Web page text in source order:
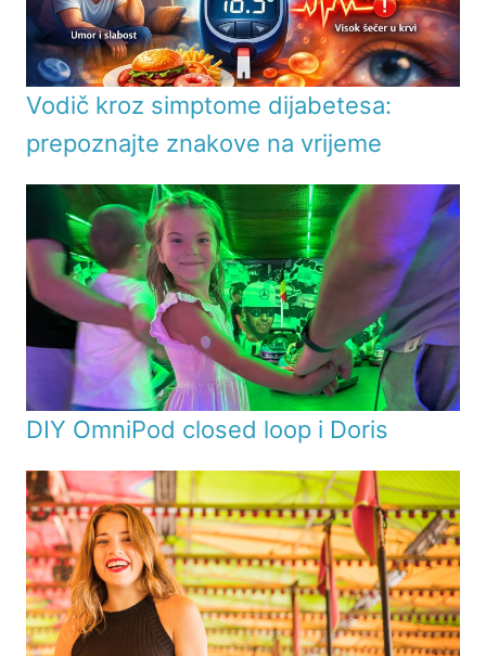
Vodič kroz simptome dijabetesa:
prepoznajte znakove na vrijeme
DIY OmniPod closed loop i Doris